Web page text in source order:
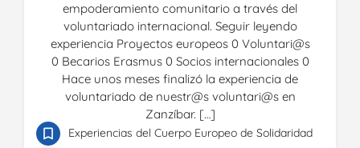
empoderamiento comunitario a través del
voluntariado internacional. Seguir leyendo
experiencia Proyectos europeos 0 Voluntari@s
0 Becarios Erasmus 0 Socios internacionales 0
Hace unos meses finalizó la experiencia de
voluntariado de nuestr@s voluntari@s en
Zanzíbar. […]
Experiencias del Cuerpo Europeo de Solidaridad